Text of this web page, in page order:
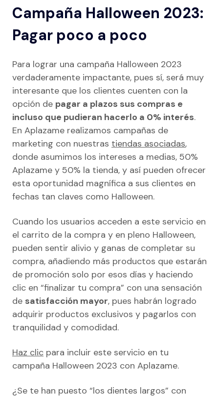
Campaña Halloween 2023:
Pagar poco a poco
Para lograr una campaña Halloween 2023
verdaderamente impactante, pues sí, será muy
interesante que los clientes cuenten con la
opción de pagar a plazos sus compras e
incluso que pudieran hacerlo a 0% interés.
En Aplazame realizamos campañas de
marketing con nuestras tiendas asociadas,
donde asumimos los intereses a medias, 50%
Aplazame y 50% la tienda, y así pueden ofrecer
esta oportunidad magnífica a sus clientes en
fechas tan claves como Halloween.
Cuando los usuarios acceden a este servicio en
el carrito de la compra y en pleno Halloween,
pueden sentir alivio y ganas de completar su
compra, añadiendo más productos que estarán
de promoción solo por esos días y haciendo
clic en “finalizar tu compra” con una sensación
de satisfacción mayor, pues habrán logrado
adquirir productos exclusivos y pagarlos con
tranquilidad y comodidad.
Haz clic para incluir este servicio en tu
campaña Halloween 2023 con Aplazame.
¿Se te han puesto “los dientes largos” con